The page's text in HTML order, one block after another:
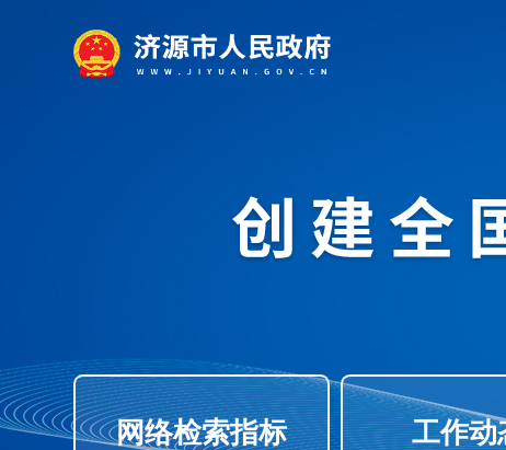
网络检索指标 工作动